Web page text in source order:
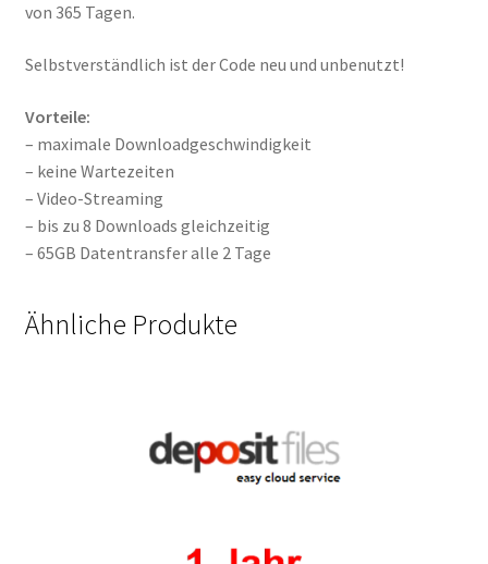
von 365 Tagen.
Selbstverständlich ist der Code neu und unbenutzt!
Vorteile:
– maximale Downloadgeschwindigkeit
– keine Wartezeiten
– Video-Streaming
– bis zu 8 Downloads gleichzeitig
– 65GB Datentransfer alle 2 Tage
Ähnliche Produkte